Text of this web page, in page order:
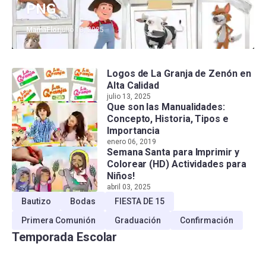
PNG
MamaFlorjulio 13, 2025
Logos de La Granja de Zenón en
Alta Calidad
julio 13, 2025
Que son las Manualidades:
Concepto, Historia, Tipos e
Importancia
enero 06, 2019
Semana Santa para Imprimir y
Colorear (HD) Actividades para
Niños!
abril 03, 2025
Bautizo Bodas
FIESTA DE 15
Primera Comunión
Graduación Confirmación
Temporada Escolar